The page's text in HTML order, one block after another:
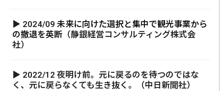
▶ 2024/09 未来に向けた選択と集中で観光事業から
の撤退を英断 （静銀経営コンサルティング株式会
社）
▶ 2022/12 夜明け前。元に戻るのを待つのではな
く、元に戻らなくても生き抜く。（中日新聞社）